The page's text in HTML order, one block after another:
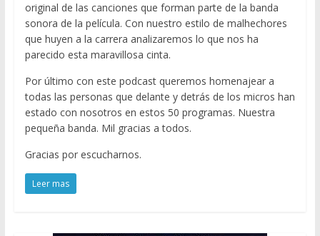
original de las canciones que forman parte de la banda
sonora de la película. Con nuestro estilo de malhechores
que huyen a la carrera analizaremos lo que nos ha
parecido esta maravillosa cinta.
Por último con este podcast queremos homenajear a
todas las personas que delante y detrás de los micros han
estado con nosotros en estos 50 programas. Nuestra
pequeña banda. Mil gracias a todos.
Gracias por escucharnos.
Leer mas